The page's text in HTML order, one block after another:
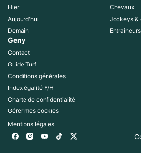
Hier
Aujourd'hui
Demain
Chevaux
Jockeys &
Entraîneurs
Geny
Contact
Guide Turf
Conditions générales
Index égalité F/H
Charte de confidentialité
Gérer mes cookies
Mentions légales